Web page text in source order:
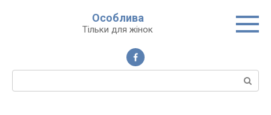
Особлива
Тільки для жінок
Пошук: